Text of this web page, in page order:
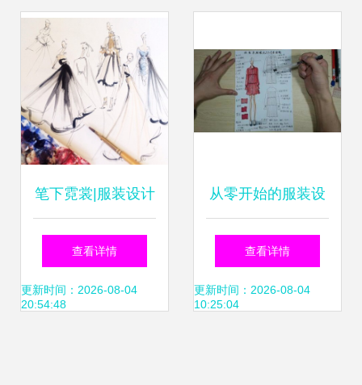
设计
笔下霓裳|服装设计
手稿
查看详情
更新时间：2026-08-04
20:54:48
从零开始的服装设
计学习之旅
查看详情
更新时间：2026-08-04
10:25:04